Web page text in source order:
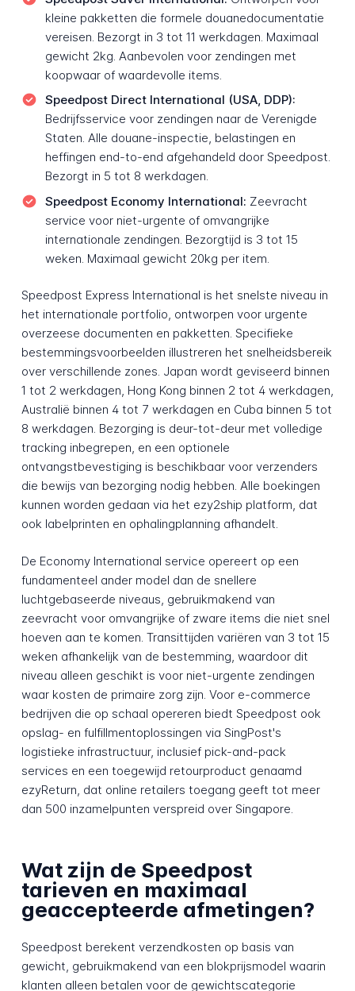
kleine pakketten die formele douanedocumentatie
vereisen. Bezorgt in 3 tot 11 werkdagen. Maximaal
gewicht 2kg. Aanbevolen voor zendingen met
koopwaar of waardevolle items.
Speedpost Direct International (USA, DDP):
Bedrijfsservice voor zendingen naar de Verenigde
Staten. Alle douane-inspectie, belastingen en
heffingen end-to-end afgehandeld door Speedpost.
Bezorgt in 5 tot 8 werkdagen.
Speedpost Economy International: Zeevracht
service voor niet-urgente of omvangrijke
internationale zendingen. Bezorgtijd is 3 tot 15
weken. Maximaal gewicht 20kg per item.
Speedpost Express International is het snelste niveau in
het internationale portfolio, ontworpen voor urgente
overzeese documenten en pakketten. Specifieke
bestemmingsvoorbeelden illustreren het snelheidsbereik
over verschillende zones. Japan wordt geviseerd binnen
1 tot 2 werkdagen, Hong Kong binnen 2 tot 4 werkdagen,
Australië binnen 4 tot 7 werkdagen en Cuba binnen 5 tot
8 werkdagen. Bezorging is deur-tot-deur met volledige
tracking inbegrepen, en een optionele
ontvangstbevestiging is beschikbaar voor verzenders
die bewijs van bezorging nodig hebben. Alle boekingen
kunnen worden gedaan via het ezy2ship platform, dat
ook labelprinten en ophalingplanning afhandelt.
De Economy International service opereert op een
fundamenteel ander model dan de snellere
luchtgebaseerde niveaus, gebruikmakend van
zeevracht voor omvangrijke of zware items die niet snel
hoeven aan te komen. Transittijden variëren van 3 tot 15
weken afhankelijk van de bestemming, waardoor dit
niveau alleen geschikt is voor niet-urgente zendingen
waar kosten de primaire zorg zijn. Voor e-commerce
bedrijven die op schaal opereren biedt Speedpost ook
opslag- en fulfillmentoplossingen via SingPost's
logistieke infrastructuur, inclusief pick-and-pack
services en een toegewijd retourproduct genaamd
ezyReturn, dat online retailers toegang geeft tot meer
dan 500 inzamelpunten verspreid over Singapore.
Wat zijn de Speedpost
tarieven en maximaal
geaccepteerde afmetingen?
Speedpost berekent verzendkosten op basis van
gewicht, gebruikmakend van een blokprijsmodel waarin
klanten alleen betalen voor de gewichtscategorie